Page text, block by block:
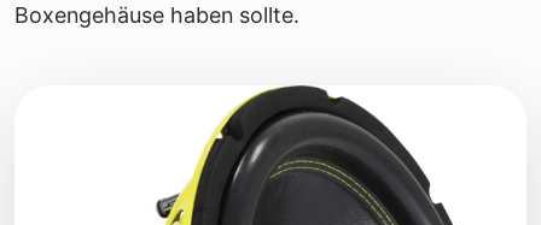
Boxengehäuse haben sollte.